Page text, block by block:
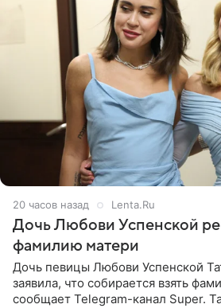
20 часов назад Lenta.Ru
Дочь Любови Успенской
фамилию матери
Дочь певицы Любови Успенской
заявила, что собирается взять
сообщает Telegram-канал Super.